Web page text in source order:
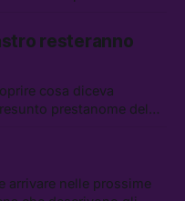
la coalizione, e
degli agenti IA
resteranno
cosa diceva
prestanome del
36 miliardi di
è già stata
arrivare nelle prossime